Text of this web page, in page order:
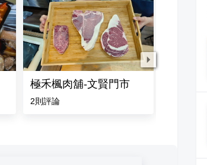
極禾楓肉舖-文賢門市
2則評論